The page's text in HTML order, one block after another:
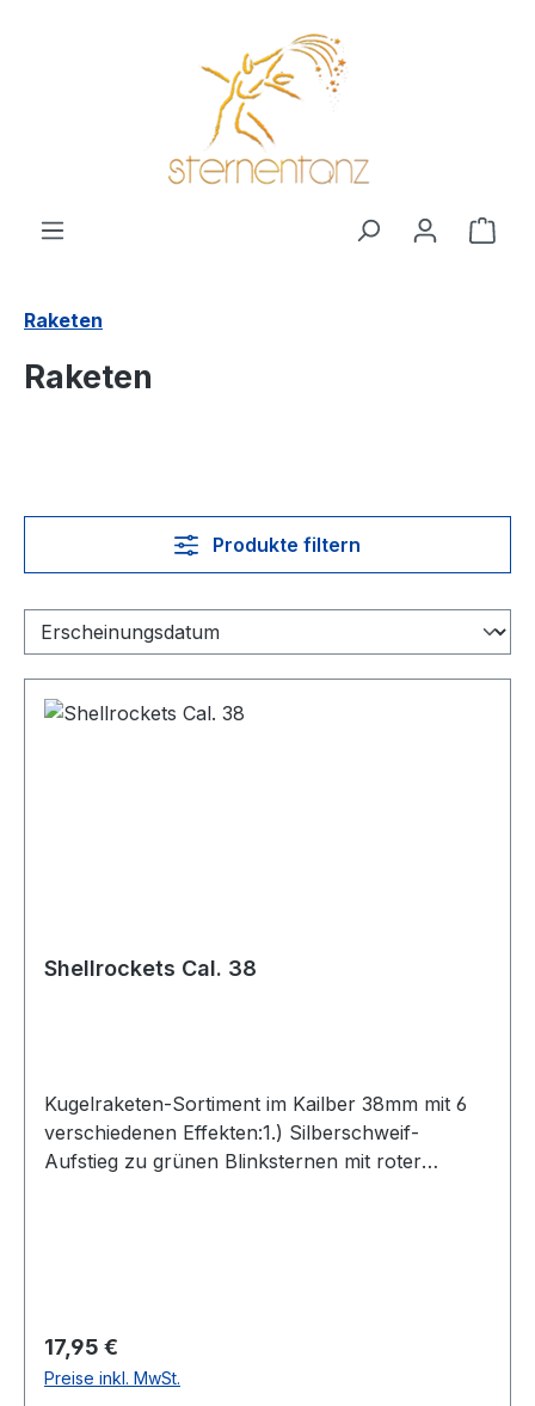
Raketen
Raketen
Produkte filtern
Shellrockets Cal. 38
Kugelraketen-Sortiment im Kailber 38mm mit 6
verschiedenen Effekten:1.) Silberschweif-
Aufstieg zu grünen Blinksternen mit roter
Silberschweif-Aufstieg zu Blauer Päonie mit
Brokat-Verwandlungsspitzen6.) Silberschweif-
Aufstieg zu Goldpalme mit grünen und roten
Regulärer Preis:
17,95 €
Preise inkl. MwSt.